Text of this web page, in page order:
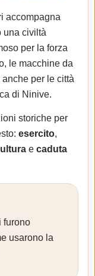
accompagna
una civiltà
per la forza
le macchine da
per le città
di Ninive.
storiche per
esercito,
e caduta
furono
usarono la